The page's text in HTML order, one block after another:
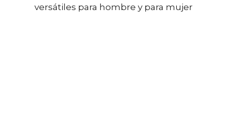
versátiles para hombre y para mujer